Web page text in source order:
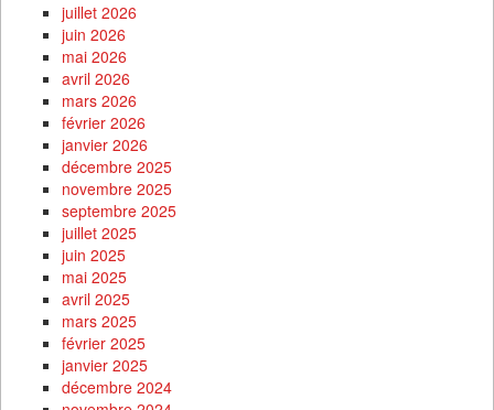
juillet 2026
juin 2026
mai 2026
avril 2026
mars 2026
février 2026
janvier 2026
décembre 2025
novembre 2025
septembre 2025
juillet 2025
juin 2025
mai 2025
avril 2025
mars 2025
février 2025
janvier 2025
décembre 2024